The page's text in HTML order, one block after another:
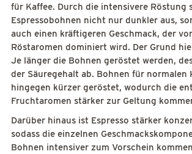
für Kaffee. Durch die intensivere Röstung
Espressobohnen nicht nur dunkler aus,
auch einen kräftigeren Geschmack, der
Röstaromen dominiert wird. Der Grund
Je länger die Bohnen geröstet werden,
der Säuregehalt ab. Bohnen für normalen
hingegen kürzer geröstet, wodurch die
Fruchtaromen stärker zur Geltung
Darüber hinaus ist Espresso stärker
sodass die einzelnen
Bohnen intensiver zum Vorschein